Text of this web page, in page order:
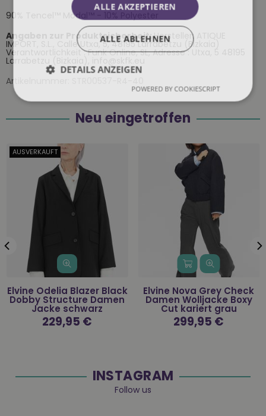
90% Tencel™ Modal™ - 10% Polyester
Angaben zur Produktsicherheit:Hersteller: ATIQUE
IMPORT, S.L., Calle Utxa, 5, 48195 Larrabetzu (Bizkaia)
Verantwortlichkeit : Funk Online, SL, Adresse : Utxa, 5 48195
Larrabetzu (Bizkaia), info@skfk.eu
Artikelnummer:
Neu eingetroffen
AUSVERKAUFT
Elvine Odelia Blazer Black
Dobby Structure Damen
Jacke schwarz
Normaler
Preis
229,95 €
Elvine Nova Grey Check
Damen Wolljacke Boxy
Cut kariert grau
Normaler
Preis
299,95 €
INSTAGRAM
Follow us
ALLE AKZEPTIEREN
ALLE ABLEHNEN
DETAILS ANZEIGEN
POWERED BY COOKIESCRIPT